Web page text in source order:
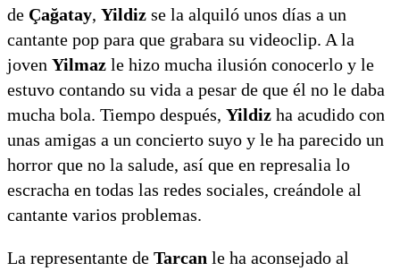
de Çağatay, Yildiz se la alquiló unos días a un
cantante pop para que grabara su videoclip. A la
joven Yilmaz le hizo mucha ilusión conocerlo y le
estuvo contando su vida a pesar de que él no le daba
mucha bola. Tiempo después, Yildiz ha acudido con
unas amigas a un concierto suyo y le ha parecido un
horror que no la salude, así que en represalia lo
escracha en todas las redes sociales, creándole al
cantante varios problemas.
La representante de Tarcan le ha aconsejado al